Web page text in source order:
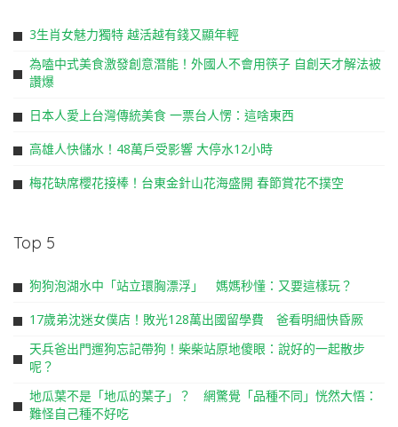
3生肖女魅力獨特 越活越有錢又顯年輕
為嗑中式美食激發創意潛能！外國人不會用筷子 自創天才解法被
讚爆
日本人愛上台灣傳統美食 一票台人愣：這啥東西
高雄人快儲水！48萬戶受影響 大停水12小時
梅花缺席櫻花接棒！台東金針山花海盛開 春節賞花不撲空
Top 5
狗狗泡湖水中「站立環胸漂浮」 媽媽秒懂：又要這樣玩？
17歲弟沈迷女僕店！敗光128萬出國留學費 爸看明細快昏厥
天兵爸出門遛狗忘記帶狗！柴柴站原地傻眼：說好的一起散步
呢？
地瓜葉不是「地瓜的葉子」？ 網驚覺「品種不同」恍然大悟：
難怪自己種不好吃